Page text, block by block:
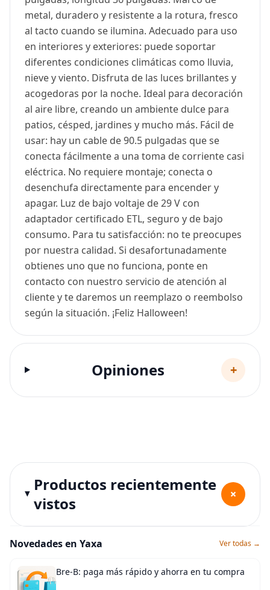
metal, duradero y resistente a la rotura, fresco
al tacto cuando se ilumina. Adecuado para uso
en interiores y exteriores: puede soportar
diferentes condiciones climáticas como lluvia,
nieve y viento. Disfruta de las luces brillantes y
acogedoras por la noche. Ideal para decoración
al aire libre, creando un ambiente dulce para
patios, césped, jardines y mucho más. Fácil de
usar: hay un cable de 90.5 pulgadas que se
conecta fácilmente a una toma de corriente casi
eléctrica. No requiere montaje; conecta o
desenchufa directamente para encender y
apagar. Luz de bajo voltaje de 29 V con
adaptador certificado ETL, seguro y de bajo
consumo. Para tu satisfacción: no te preocupes
por nuestra calidad. Si desafortunadamente
obtienes uno que no funciona, ponte en
contacto con nuestro servicio de atención al
cliente y te daremos un reemplazo o reembolso
según la situación. ¡Feliz Halloween!
Opiniones +
Productos recientemente
vistos
+
Novedades en Yaxa Ver todas →
Bre-B: paga más rápido y ahorra en tu compra